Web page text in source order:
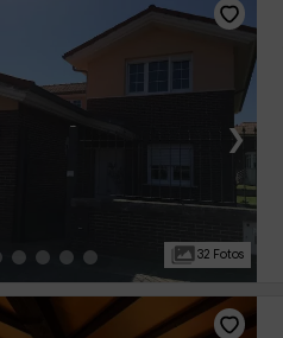
›
32 Fotos